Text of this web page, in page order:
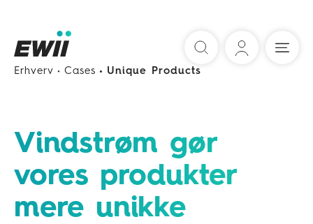
Erhverv Cases Unique Products
Vindstrøm gør
vores produkter
mere unikke